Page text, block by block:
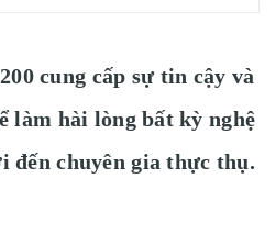
cung cấp sự tin cậy và
làm hài lòng bất kỳ nghệ
đến chuyên gia thực thụ.